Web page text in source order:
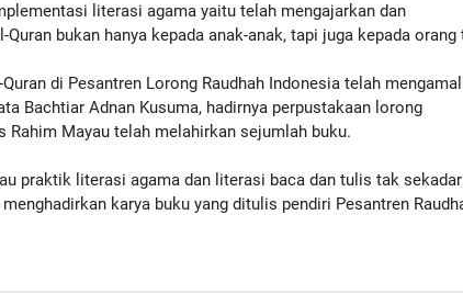
literasi agama yaitu telah mengajarkan dan
bukan hanya kepada anak-anak, tapi juga kepada orang
di Pesantren Lorong Raudhah Indonesia telah
Bachtiar Adnan Kusuma, hadirnya perpustakaan lorong
Rahim Mayau telah melahirkan sejumlah buku.
praktik literasi agama dan literasi baca dan tulis tak sekadar
karya buku yang ditulis pendiri Pesantren